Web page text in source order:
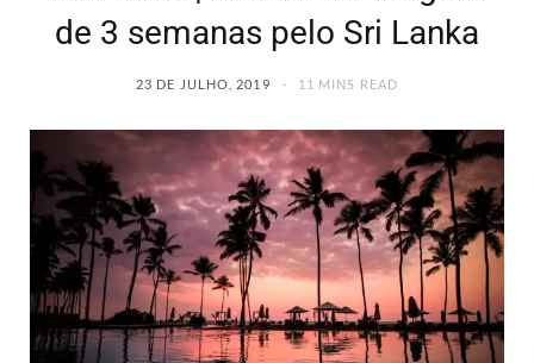
de 3 semanas pelo Sri Lanka
23 DE JULHO, 2019 11 MINS READ